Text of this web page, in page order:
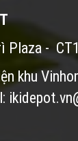
Plaza -
khu